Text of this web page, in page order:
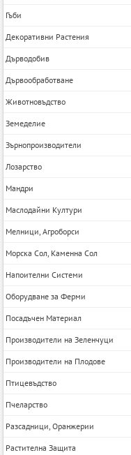
Гъби
Декоративни Растения
Дърводобив
Дървообработване
Животновъдство
Земеделие
Зърнопроизводители
Лозарство
Мандри
Маслодайни Култури
Мелници, Агроборси
Морска Сол, Каменна Сол
Напоителни Системи
Оборудване за Ферми
Посадъчен Материал
Производители на Зеленчуци
Производители на Плодове
Птицевъдство
Пчеларство
Разсадници, Оранжерии
Растителна Защита